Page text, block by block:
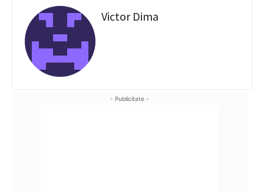
Victor Dima
- Publicitate -